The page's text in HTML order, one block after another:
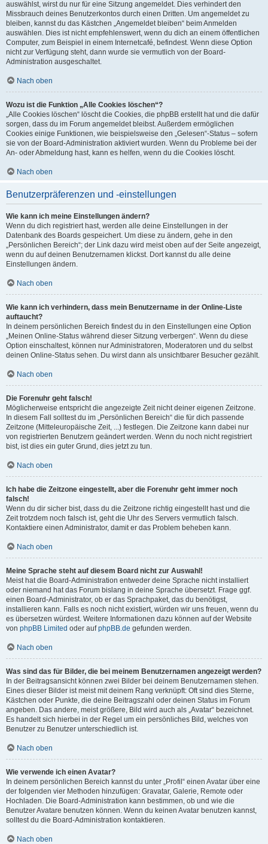
auswählst, wirst du nur für eine Sitzung angemeldet. Dies verhindert den
Missbrauch deines Benutzerkontos durch einen Dritten. Um angemeldet zu
bleiben, kannst du das Kästchen „Angemeldet bleiben“ beim Anmelden
auswählen. Dies ist nicht empfehlenswert, wenn du dich an einem öffentlichen
Computer, zum Beispiel in einem Internetcafé, befindest. Wenn diese Option
nicht zur Verfügung steht, dann wurde sie vermutlich von der Board-
Administration ausgeschaltet.
Nach oben
Wozu ist die Funktion „Alle Cookies löschen“?
„Alle Cookies löschen“ löscht die Cookies, die phpBB erstellt hat und die dafür
sorgen, dass du im Forum angemeldet bleibst. Außerdem ermöglichen
Cookies einige Funktionen, wie beispielsweise den „Gelesen“-Status – sofern
sie von der Board-Administration aktiviert wurden. Wenn du Probleme bei der
An- oder Abmeldung hast, kann es helfen, wenn du die Cookies löscht.
Nach oben
Benutzerpräferenzen und -einstellungen
Wie kann ich meine Einstellungen ändern?
Wenn du dich registriert hast, werden alle deine Einstellungen in der
Datenbank des Boards gespeichert. Um diese zu ändern, gehe in den
„Persönlichen Bereich“; der Link dazu wird meist oben auf der Seite angezeigt,
wenn du auf deinen Benutzernamen klickst. Dort kannst du alle deine
Einstellungen ändern.
Nach oben
Wie kann ich verhindern, dass mein Benutzername in der Online-Liste
auftaucht?
In deinem persönlichen Bereich findest du in den Einstellungen eine Option
„Meinen Online-Status während dieser Sitzung verbergen“. Wenn du diese
Option einschaltest, können nur Administratoren, Moderatoren und du selbst
deinen Online-Status sehen. Du wirst dann als unsichtbarer Besucher gezählt.
Nach oben
Die Forenuhr geht falsch!
Möglicherweise entspricht die angezeigte Zeit nicht deiner eigenen Zeitzone.
In diesem Fall solltest du im „Persönlichen Bereich“ die für dich passende
Zeitzone (Mitteleuropäische Zeit, ...) festlegen. Die Zeitzone kann dabei nur
von registrierten Benutzern geändert werden. Wenn du noch nicht registriert
bist, ist dies ein guter Grund, dies jetzt zu tun.
Nach oben
Ich habe die Zeitzone eingestellt, aber die Forenuhr geht immer noch
falsch!
Wenn du dir sicher bist, dass du die Zeitzone richtig eingestellt hast und die
Zeit trotzdem noch falsch ist, geht die Uhr des Servers vermutlich falsch.
Kontaktiere einen Administrator, damit er das Problem beheben kann.
Nach oben
Meine Sprache steht auf diesem Board nicht zur Auswahl!
Meist hat die Board-Administration entweder deine Sprache nicht installiert
oder niemand hat das Forum bislang in deine Sprache übersetzt. Frage ggf.
einen Board-Administrator, ob er das Sprachpaket, das du benötigst,
installieren kann. Falls es noch nicht existiert, würden wir uns freuen, wenn du
es übersetzen würdest. Weitere Informationen dazu können auf der Website
von phpBB Limited oder aufphpBB.de gefunden werden.
Nach oben
Was sind das für Bilder, die bei meinem Benutzernamen angezeigt werden?
In der Beitragsansicht können zwei Bilder bei deinem Benutzernamen stehen.
Eines dieser Bilder ist meist mit deinem Rang verknüpft: Oft sind dies Sterne,
Kästchen oder Punkte, die deine Beitragszahl oder deinen Status im Forum
angeben. Das andere, meist größere, Bild wird auch als „Avatar“ bezeichnet.
Es handelt sich hierbei in der Regel um ein persönliches Bild, welches von
Benutzer zu Benutzer unterschiedlich ist.
Nach oben
Wie verwende ich einen Avatar?
In deinem persönlichen Bereich kannst du unter „Profil“ einen Avatar über eine
der folgenden vier Methoden hinzufügen: Gravatar, Galerie, Remote oder
Hochladen. Die Board-Administration kann bestimmen, ob und wie die
Benutzer Avatare benutzen können. Wenn du keinen Avatar benutzen kannst,
solltest du die Board-Administration kontaktieren.
Nach oben